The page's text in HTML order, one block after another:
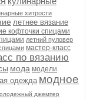
хитрости
летнее вязание
кофточки спицами
летний пуловер
мастер-класс
по вязанию
мода модели
одежда модное
джемпер